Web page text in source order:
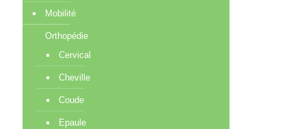
Mobilité
Orthopédie
Cervical
Cheville
Coude
Epaule